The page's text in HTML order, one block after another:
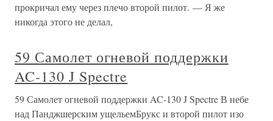
прокричал ему через плечо второй пилот. — Я же
никогда этого не делал,
59 Самолет огневой поддержки
AC-130 J Spectre
59 Самолет огневой поддержки AC-130 J Spectre В небе
над Панджшерским ущельемБрукс и второй пилот изо